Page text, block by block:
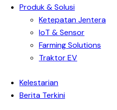
Produk & Solusi
Ketepatan Jentera
IoT & Sensor
Farming Solutions
Traktor EV
Kelestarian
Berita Terkini